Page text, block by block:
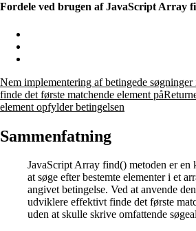
Fordele ved brugen af JavaScript Array
Nem implementering af betingede
finde det første matchende element
element opfylder betingelsen
Sammenfatning
JavaScript Array find() metoden er
at søge efter bestemte elementer i et
angivet betingelse. Ved at anvende
udviklere effektivt finde det første
uden at skulle skrive omfattende